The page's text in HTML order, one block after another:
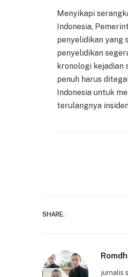
Menyikapi
Indonesia,
penyelidikan yang
penyelidikan
kronologi kejadian
penuh harus
Indonesia untuk
terulangnya
SHARE.
jurnalis